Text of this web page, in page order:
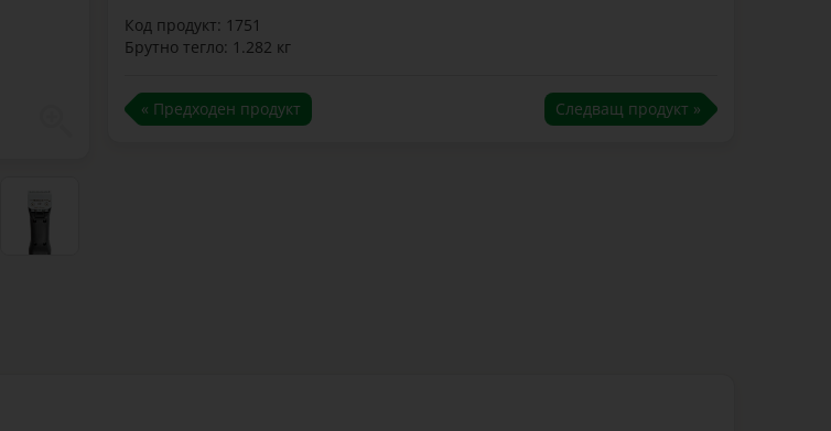
Код продукт: 1751
Брутно тегло: 1.282 кг
« Предходен продукт Следващ продукт »